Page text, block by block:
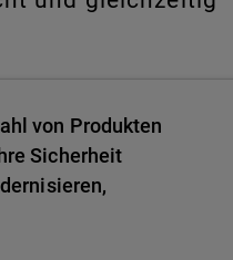
von Produkten
Sicherheit